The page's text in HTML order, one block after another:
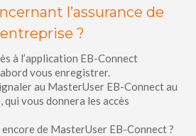
l’assurance de
?
à l’application EB-Connect
vous enregistrer.
au MasterUser EB-Connect au
vous donnera les accès
de MasterUser EB-Connect ?